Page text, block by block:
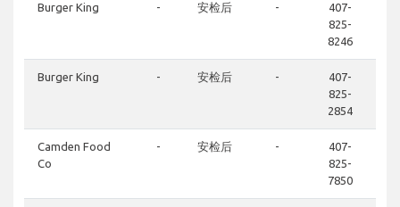
Burger King - 安检后 -
407-
825-
8246
Burger King - 安检后 -
407-
825-
2854
Camden Food
Co
- 安检后 -
407-
825-
7850